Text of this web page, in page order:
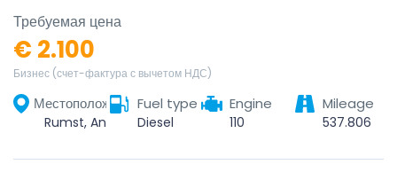
Требуемая цена
€ 2.100
Бизнес (счет-фактура с вычетом НДС)
МестоположениеFuel type
Diesel
Engine
110
Mileage
537.806